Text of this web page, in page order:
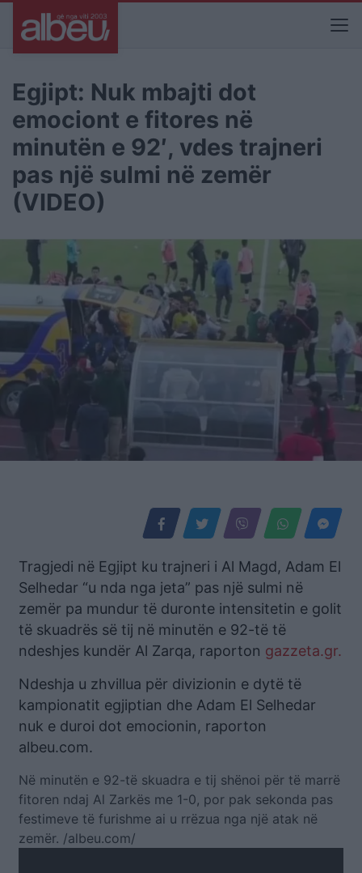
Egjipt: Nuk mbajti dot
emociont e fitores në
minutën e 92′, vdes trajneri
pas një sulmi në zemër
(VIDEO)
Tragjedi në Egjipt ku trajneri i Al Magd, Adam El
Selhedar “u nda nga jeta” pas një sulmi në
zemër pa mundur të duronte intensitetin e golit
të skuadrës së tij në minutën e 92-të të
ndeshjes kundër Al Zarqa, raporton gazzeta.gr.
Ndeshja u zhvillua për divizionin e dytë të
kampionatit egjiptian dhe Adam El Selhedar
nuk e duroi dot emocionin, raporton
albeu.com.
Në minutën e 92-të skuadra e tij shënoi për të marrë
fitoren ndaj Al Zarkës me 1-0, por pak sekonda pas
festimeve të furishme ai u rrëzua nga një atak në
zemër. /albeu.com/